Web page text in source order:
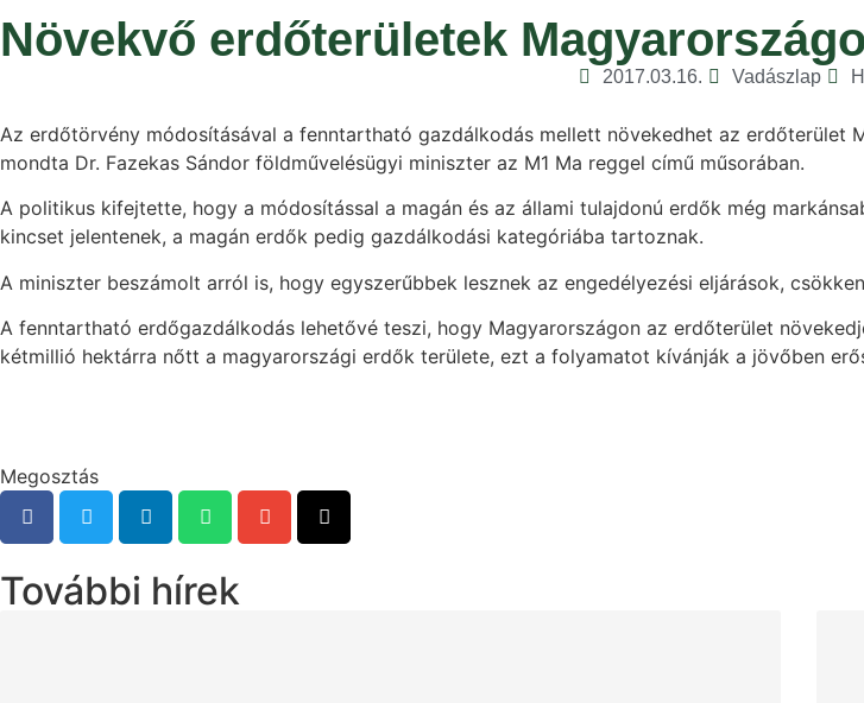
Növekvő erdőterületek
2017.03.16. Vadászlap
Az erdőtörvény módosításával a fenntartható gazdálkodás mellett növekedhet az erdőterület
mondta Dr. Fazekas Sándor földművelésügyi miniszter az M1 Ma reggel című műsorában.
A politikus kifejtette, hogy a módosítással a magán és az állami tulajdonú erdők még
kincset jelentenek, a magán erdők pedig gazdálkodási kategóriába tartoznak.
A miniszter beszámolt arról is, hogy egyszerűbbek lesznek az engedélyezési eljárások,
A fenntartható erdőgazdálkodás lehetővé teszi, hogy Magyarországon az erdőterület
kétmillió hektárra nőtt a magyarországi erdők területe, ezt a folyamatot kívánják a jövőben
Megosztás
További hírek